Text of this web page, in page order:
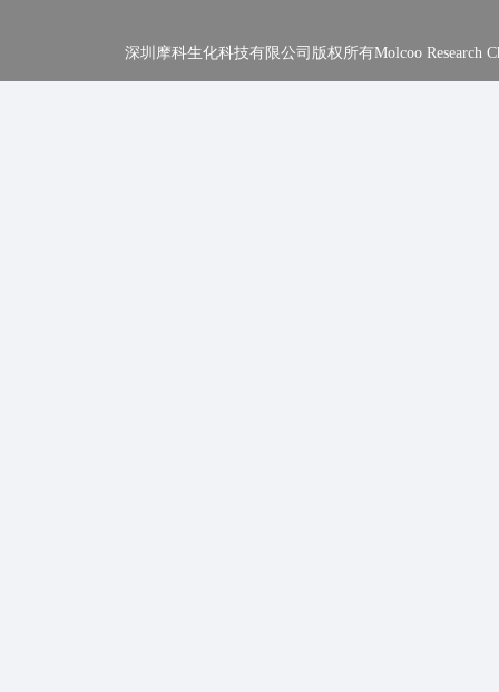
深圳摩科生化科技有限公司版权所有Molcoo Research